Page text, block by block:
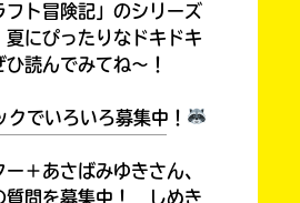
フト冒険記」のシリーズ
にぴったりなドキドキ
読んでみてね～！
クでいろいろ募集中！
＋あさばみゆきさん、
質問を募集中！ しめき